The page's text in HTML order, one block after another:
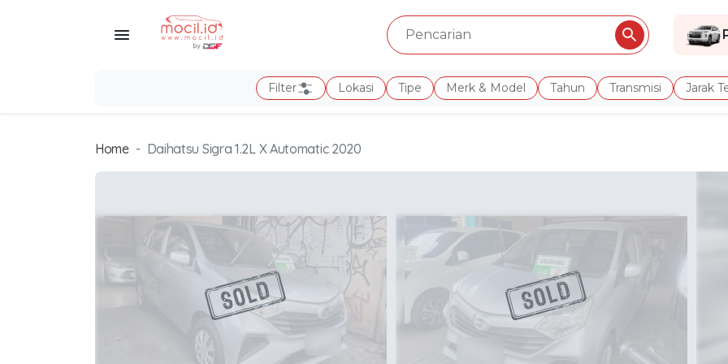
Filter Lokasi Tipe Merk & Model Tahun Transmisi Jarak
Home Daihatsu Sigra 1.2L X Automatic 2020